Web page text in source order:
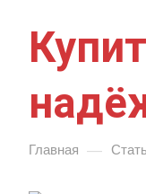
Главная —